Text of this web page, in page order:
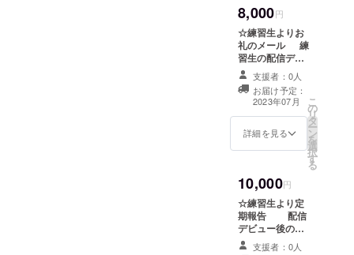
8,000円
☆練習生よりお
礼のメール 練
習生の配信デ
ビュー後に練習
生本人よりお礼
のメールを送ら
せていただきま
す！ (メールに記
載するお名前の
支援者：0人
お届け予定：
2023年07月
詳細を見る
こ
の
リ
タ
ー
ン
を
選
択
す
る
10,000円
☆練習生より定
期報告 配信
デビュー後の練
習生より、活動
支援者：0人